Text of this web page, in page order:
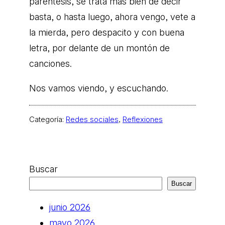
basta, o hasta luego, ahora vengo, vete a
la mierda, pero despacito y con buena
letra, por delante de un montón de
canciones.
Nos vamos viendo, y escuchando.
Categoría: Redes sociales, Reflexiones
Buscar
Buscar
junio 2026
mayo 2026